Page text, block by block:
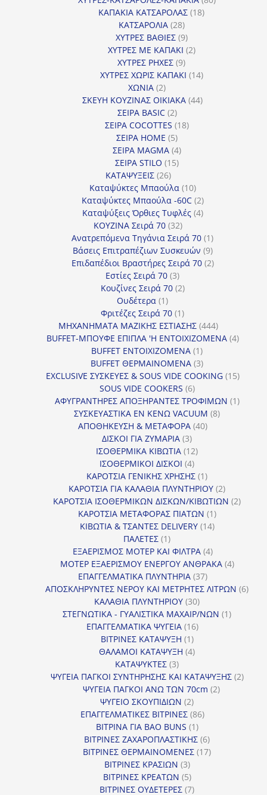
ΚΑΠΑΚΙΑ ΚΑΤΣΑΡΟΛΑΣ 1818
ΚΑΤΣΑΡΟΛΙΑ 2828
προϊόντα
ΧΥΤΡΕΣ ΒΑΘΙΕΣ 99
προϊόντα
ΧΥΤΡΕΣ ΜΕ ΚΑΠΑΚΙ 22
ΧΥΤΡΕΣ ΡΗΧΕΣ 99
προϊόντα
ΧΥΤΡΕΣ ΧΩΡΙΣ ΚΑΠΑΚΙ 1414
ΧΩΝΙΑ 22
προϊόντα
ΣΚΕΥΗ ΚΟΥΖΙΝΑΣ ΟΙΚΙΑΚΑ 4444
ΣΕΙΡΑ BASIC 22
προϊόντα
ΣΕΙΡΑ COCOTTES 1818
ΣΕΙΡΑ HOME 55
προϊόντα
ΣΕΙΡΑ MAGMA 44
προϊόντα
ΣΕΙΡΑ STILO 1515
ΚΑΤΑΨΥΞΕΙΣ 2626
προϊόντα
Καταψύκτες Μπαούλα 1010
προϊόντα
Καταψύκτες Μπαούλα -60C 22
προϊόντα
Καταψύξεις Όρθιες Τυφλές 44
ΚΟΥΖΙΝΑ Σειρά 70 3232
προϊόντα
Ανατρεπόμενα Τηγάνια Σειρά 70 11
προϊόν
Βάσεις Επιτραπέζιων Συσκευών 99
προϊόντα
Επιδαπέδιοι Βραστήρες Σειρά 70 22
Εστίες Σειρά 70 33
προϊόντα
Κουζίνες Σειρά 70 22
Ουδέτερα 11
προϊόν
Φριτέζες Σειρά 70 11
προϊόν
ΜΗΧΑΝΗΜΑΤΑ ΜΑΖΙΚΗΣ ΕΣΤΙΑΣΗΣ 444444
προϊόντα
BUFFET-ΜΠΟΥΦΕ ΕΠΙΠΛΑ 'Η ΕΝΤΟΙΧΙΖΟΜΕΝΑ 44
BUFFET ΕΝΤΟΙΧΙΖΟΜΕΝΑ 11
προϊόν
BUFFET ΘΕΡΜΑΙΝΟΜΕΝΑ 33
προϊόντα
EXCLUSIVE ΣΥΣΚΕΥΕΣ & SOUS VIDE COOKING 1515
SOUS VIDE COOKERS 66
προϊόντα
ΑΦΥΓΡΑΝΤΗΡΕΣ ΑΠΟΞΗΡΑΝΤΕΣ ΤΡΟΦΙΜΩΝ 11
ΣΥΣΚΕΥΑΣΤΙΚΑ ΕΝ ΚΕΝΩ VACUUM 88
ΑΠΟΘΗΚΕΥΣΗ & ΜΕΤΑΦΟΡΑ 4040
ΔΙΣΚΟΙ ΓΙΑ ΖΥΜΑΡΙΑ 33
προϊόντα
ΙΣΟΘΕΡΜΙΚΑ ΚΙΒΩΤΙΑ 1212
ΙΣΟΘΕΡΜΙΚΟΙ ΔΙΣΚΟΙ 44
προϊόντα
ΚΑΡΟΤΣΙΑ ΓΕΝΙΚΗΣ ΧΡΗΣΗΣ 11
προϊόν
ΚΑΡΟΤΣΙΑ ΓΙΑ ΚΑΛΑΘΙΑ ΠΛΥΝΤΗΡΙΟΥ 22
προϊόντα
ΚΑΡΟΤΣΙΑ ΙΣΟΘΕΡΜΙΚΩΝ ΔΙΣΚΩΝ/ΚΙΒΩΤΙΩΝ 22
ΚΑΡΟΤΣΙΑ ΜΕΤΑΦΟΡΑΣ ΠΙΑΤΩΝ 11
προϊόν
ΚΙΒΩΤΙΑ & ΤΣΑΝΤΕΣ DELIVERY 1414
ΠΑΛΕΤΕΣ 11
προϊόν
ΕΞΑΕΡΙΣΜΟΣ ΜΟΤΕΡ ΚΑΙ ΦΙΛΤΡΑ 44
προϊόντα
ΜΟΤΕΡ ΕΞΑΕΡΙΣΜΟΥ ΕΝΕΡΓΟΥ ΑΝΘΡΑΚΑ 44
ΕΠΑΓΓΕΛΜΑΤΙΚΑ ΠΛΥΝΤΗΡΙΑ 3737
προϊόντα
ΑΠΟΣΚΛΗΡΥΝΤΕΣ ΝΕΡΟΥ ΚΑΙ ΜΕΤΡΗΤΕΣ ΛΙΤΡΩΝ 66
ΚΑΛΑΘΙΑ ΠΛΥΝΤΗΡΙΟΥ 3030
προϊόντα
ΣΤΕΓΝΩΤΙΚΑ - ΓΥΑΛΙΣΤΙΚΑ ΜΑΧΑΙΡ/ΝΩΝ 11
ΕΠΑΓΓΕΛΜΑΤΙΚΑ ΨΥΓΕΙΑ 1616
ΒΙΤΡΙΝΕΣ ΚΑΤΑΨΥΞΗ 11
προϊόν
ΘΑΛΑΜΟΙ ΚΑΤΑΨΥΞΗ 44
ΚΑΤΑΨΥΚΤΕΣ 33
προϊόντα
ΨΥΓΕΙΑ ΠΑΓΚΟΙ ΣΥΝΤΗΡΗΣΗΣ ΚΑΙ ΚΑΤΑΨΥΞΗΣ 22
ΨΥΓΕΙΑ ΠΑΓΚΟΙ ΑΝΩ ΤΩΝ 70cm 22
ΨΥΓΕΙΟ ΣΚΟΥΠΙΔΙΩΝ 22
προϊόντα
ΕΠΑΓΓΕΛΜΑΤΙΚΕΣ ΒΙΤΡΙΝΕΣ 8686
ΒΙΤΡΙΝΑ ΓΙΑ BAO BUNS 11
προϊόν
ΒΙΤΡΙΝΕΣ ΖΑΧΑΡΟΠΛΑΣΤΙΚΗΣ 66
προϊόντα
ΒΙΤΡΙΝΕΣ ΘΕΡΜΑΙΝΟΜΕΝΕΣ 1717
ΒΙΤΡΙΝΕΣ ΚΡΑΣΙΩΝ 33
προϊόντα
ΒΙΤΡΙΝΕΣ ΚΡΕΑΤΩΝ 55
προϊόντα
ΒΙΤΡΙΝΕΣ ΟΥΔΕΤΕΡΕΣ 77